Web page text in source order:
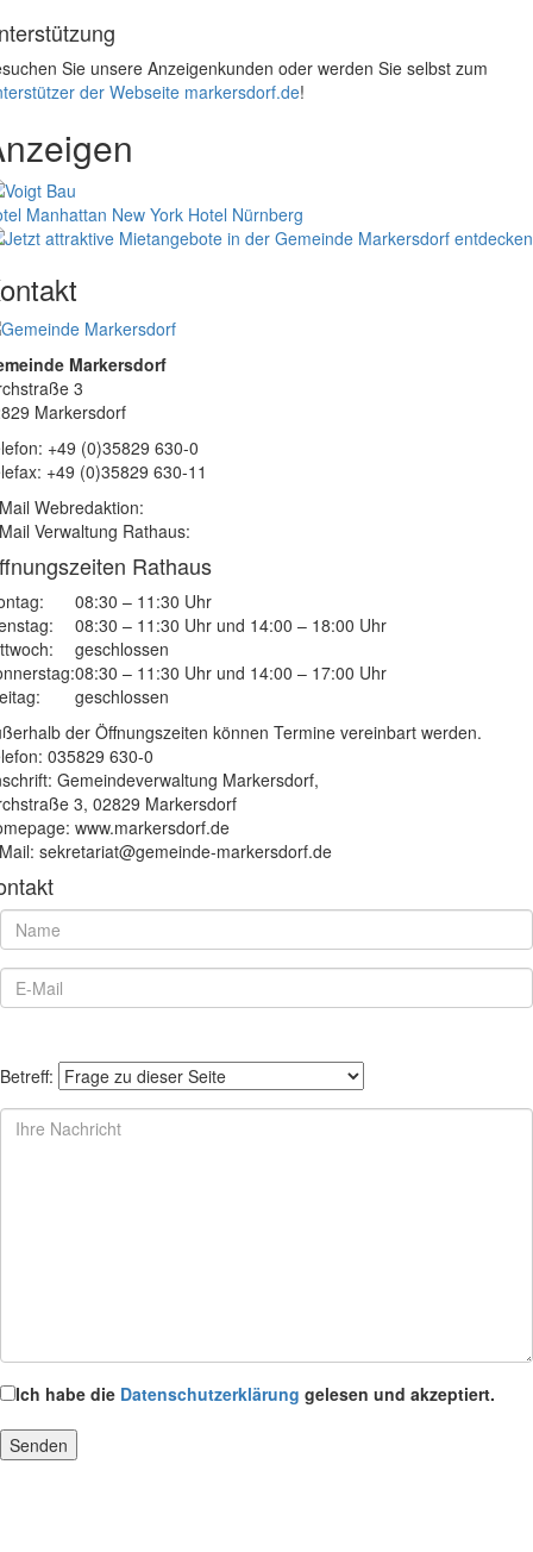
Sie unsere Anzeigenkunden oder werden Sie selbst zum
der Webseite markersdorf.de!
Manhattan New York Hotel Nürnberg
Markersdorf
3
Markersdorf
+49 (0)35829 630-0
+49 (0)35829 630-11
Webredaktion:
Verwaltung Rathaus:
Rathaus
08:30 – 11:30 Uhr
08:30 – 11:30 Uhr und 14:00 – 18:00 Uhr
geschlossen
08:30 – 11:30 Uhr und 14:00 – 17:00 Uhr
geschlossen
der Öffnungszeiten können Termine vereinbart werden.
035829 630-0
Gemeindeverwaltung Markersdorf,
3, 02829 Markersdorf
www.markersdorf.de
sekretariat@gemeinde-markersdorf.de
Betreff:
Ich habe die Datenschutzerklärung gelesen und akzeptiert.